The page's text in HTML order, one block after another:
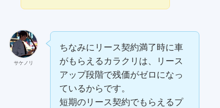
サケノリ
ちなみにリース契約満了時に車
がもらえるカラクリは、リース
アップ段階で残価がゼロになっ
ているからです。
短期のリース契約でもらえるプ